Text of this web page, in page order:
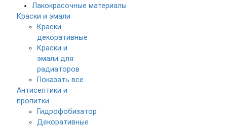
Лакокрасочные материалы
Краски и эмали
Краски
декоративные
Краски и
эмали для
радиаторов
Показать все
Антисептики и
пропитки
Гидрофобизатор
Декоративные